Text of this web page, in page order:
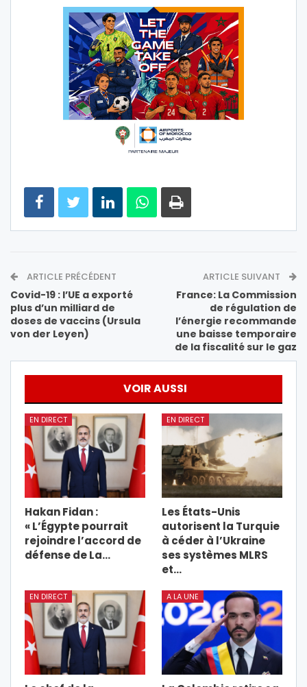
ARTICLE PRÉCÉDENT
Covid-19 : l’UE a exporté
plus d’un milliard de
doses de vaccins (Ursula
von der Leyen)
ARTICLE SUIVANT
France: La Commission
de régulation de
l’énergie recommande
une baisse temporaire
de la fiscalité sur le gaz
VOIR AUSSI
EN DIRECT
Hakan Fidan :
« L’Égypte pourrait
rejoindre l’accord de
défense de La…
EN DIRECT
Les États-Unis
autorisent la Turquie
à céder à l’Ukraine
ses systèmes MLRS
et…
EN DIRECT A LA UNE